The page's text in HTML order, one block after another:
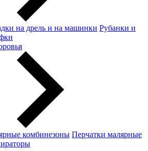
на дрель и на машинки Рубанки и
комбинезоны Перчатки малярные